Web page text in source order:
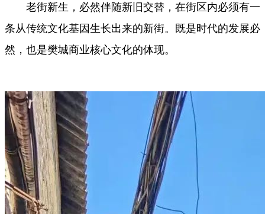
老街新生，必然伴随新旧交替，在街区内必须有一
条从传统文化基因生长出来的新街。既是时代的发展必
然，也是樊城商业核心文化的体现。